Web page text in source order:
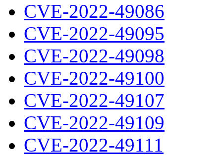
CVE-2022-49086
CVE-2022-49095
CVE-2022-49098
CVE-2022-49100
CVE-2022-49107
CVE-2022-49109
CVE-2022-49111